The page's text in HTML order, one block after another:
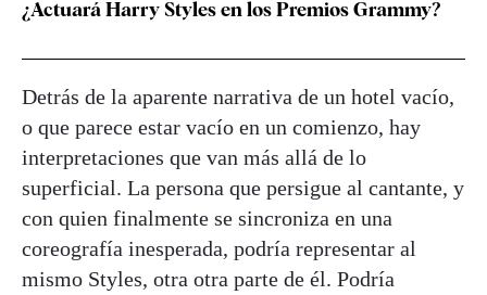
¿Actuará Harry Styles en los Premios Grammy?
Detrás de la aparente narrativa de un hotel vacío,
o que parece estar vacío en un comienzo, hay
interpretaciones que van más allá de lo
superficial. La persona que persigue al cantante, y
con quien finalmente se sincroniza en una
coreografía inesperada, podría representar al
mismo Styles, otra otra parte de él. Podría